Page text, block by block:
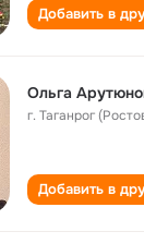
Добавить в
Ольга
г. Таганрог
Добавить в